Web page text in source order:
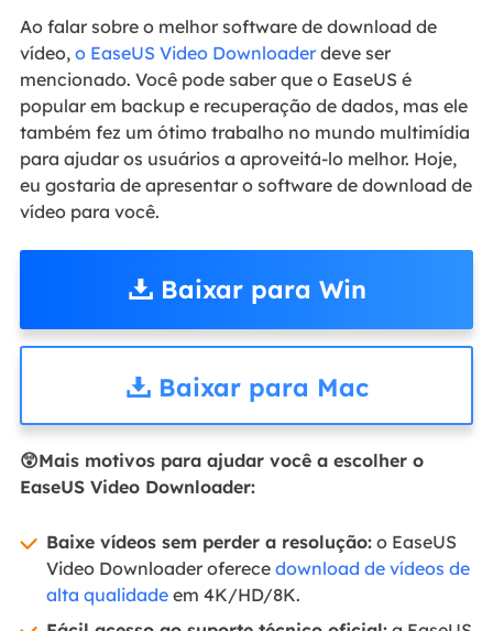
Ao falar sobre o melhor software de download de
vídeo, o EaseUS Video Downloaderdeve ser
mencionado. Você pode saber que o EaseUS é
popular em backup e recuperação de dados, mas ele
também fez um ótimo trabalho no mundo multimídia
para ajudar os usuários a aproveitá-lo melhor. Hoje,
eu gostaria de apresentar o software de download de
vídeo para você.
Baixar para Win
Baixar para Mac
😲Mais motivos para ajudar você a escolher o
EaseUS Video Downloader:
Baixe vídeos sem perder a resolução:o EaseUS
Video Downloader oferece download de vídeos de
alta qualidadeem 4K/HD/8K.